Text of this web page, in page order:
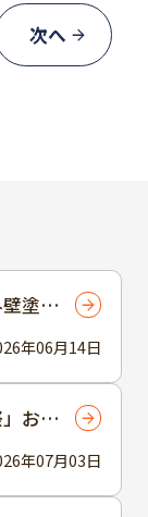
次へ
年06月14日
塗装
ット
年07月03日
お得